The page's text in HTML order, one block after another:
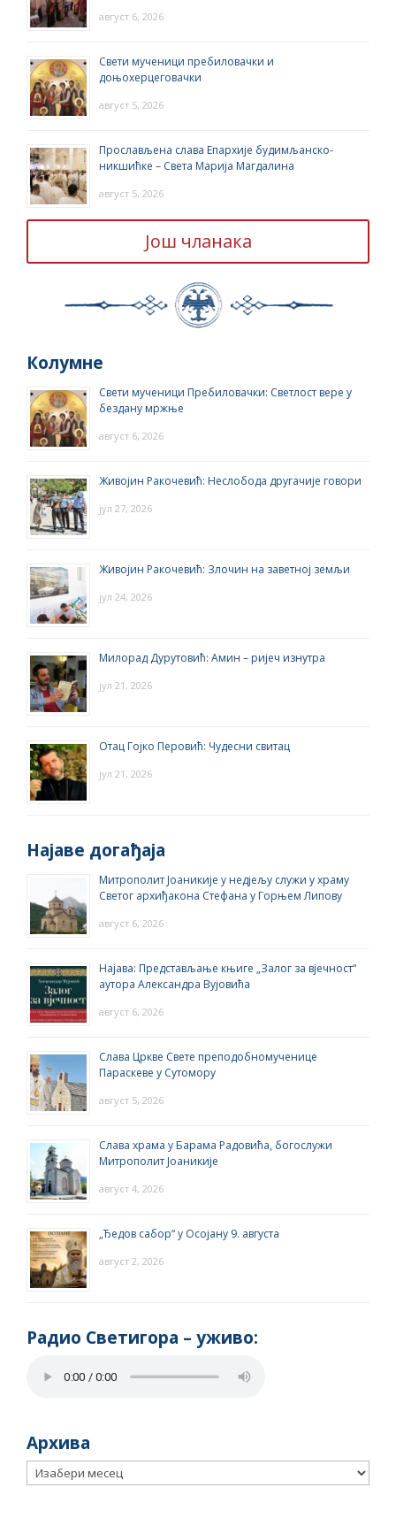
август 6, 2026
Свети мученици пребиловачки и
доњохерцеговачки
август 5, 2026
Прослављена слава Епархије будимљанско-
никшићке – Света Марија Магдалина
август 5, 2026
Још чланака
Колумне
Свети мученици Пребиловачки: Светлост вере у
бездану мржње
август 6, 2026
Живојин Ракочевић: Неслобода другачије говори
јул 27, 2026
Живојин Ракочевић: Злочин на заветној земљи
јул 24, 2026
Милорад Дурутовић: Амин – ријеч изнутра
јул 21, 2026
Отац Гојко Перовић: Чудесни свитац
јул 21, 2026
Најаве догађаја
Митрополит Јоаникије у недјељу служи у храму
Светог архиђакона Стефана у Горњем Липову
август 6, 2026
Најава: Представљање књиге „Залог за вјечност“
аутора Александра Вујовића
август 6, 2026
Слава Цркве Свете преподобномученице
Параскеве у Сутомору
август 5, 2026
Слава храма у Барама Радовића, богослужи
Митрополит Јоаникије
август 4, 2026
„Ђедов сабор“ у Осојану 9. августа
август 2, 2026
Радио Светигора – yживо:
Архива
Архива